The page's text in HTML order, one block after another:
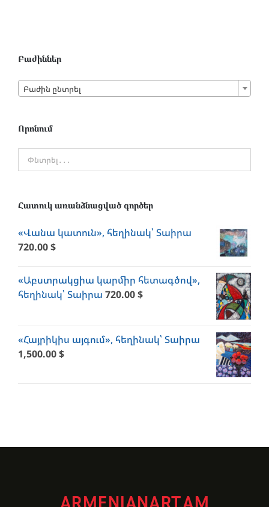
Բաժիններ
Բաժին ընտրել
Որոնում
Հատուկ առանձնացված գործեր
«Վանա կատուն», հեղինակ՝ Տաիրա
720.00$
«Աբստրակցիա կարմիր հետագծով»,
հեղինակ՝ Տաիրա 720.00$
«Հայրիկիս այգում», հեղինակ՝ Տաիրա
1,500.00$
ARMENIANART.AM